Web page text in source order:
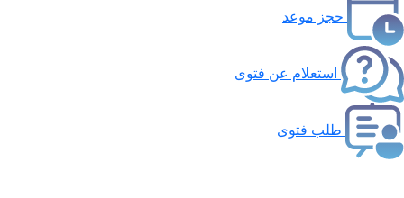
حجز موعد
استعلام عن فتوى
طلب فتوى